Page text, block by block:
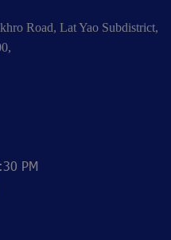
Road, Lat Yao Subdistrict,
PM